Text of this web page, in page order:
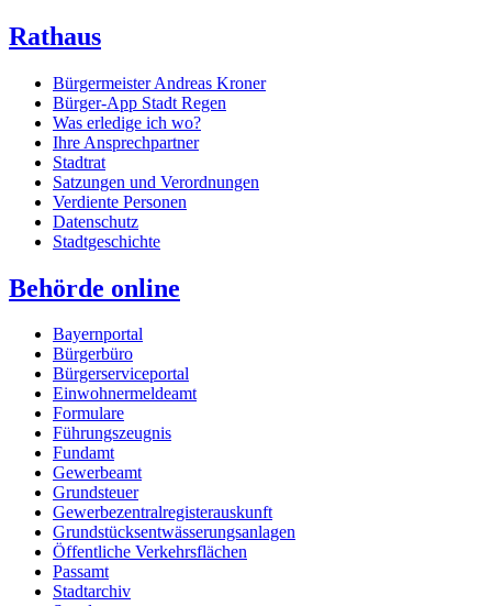
Rathaus
Bürgermeister Andreas Kroner
Bürger-App Stadt Regen
Was erledige ich wo?
Ihre Ansprechpartner
Stadtrat
Satzungen und Verordnungen
Verdiente Personen
Datenschutz
Stadtgeschichte
Behörde online
Bayernportal
Bürgerbüro
Bürgerserviceportal
Einwohnermeldeamt
Formulare
Führungszeugnis
Fundamt
Gewerbeamt
Grundsteuer
Gewerbezentralregisterauskunft
Grundstücksentwässerungsanlagen
Öffentliche Verkehrsflächen
Passamt
Stadtarchiv